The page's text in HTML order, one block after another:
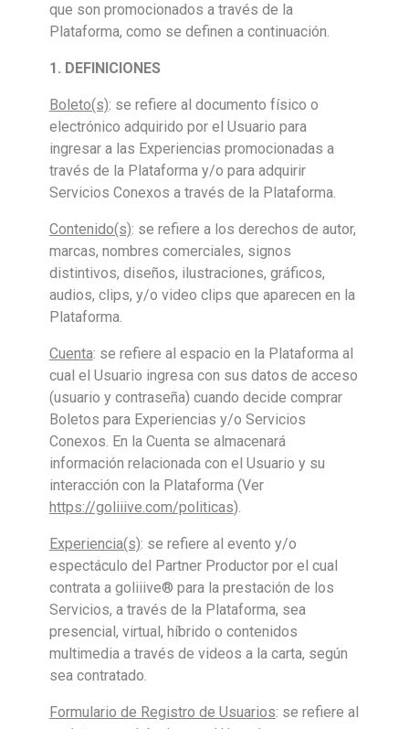
que son promocionados a través de la
Plataforma, como se definen a continuación.
1. DEFINICIONES
Boleto(s): se refiere al documento físico o
electrónico adquirido por el Usuario para
ingresar a las Experiencias promocionadas a
través de la Plataforma y/o para adquirir
Servicios Conexos a través de la Plataforma.
Contenido(s): se refiere a los derechos de autor,
marcas, nombres comerciales, signos
distintivos, diseños, ilustraciones, gráficos,
audios, clips, y/o video clips que aparecen en la
Plataforma.
Cuenta: se refiere al espacio en la Plataforma al
cual el Usuario ingresa con sus datos de acceso
(usuario y contraseña) cuando decide comprar
Boletos para Experiencias y/o Servicios
Conexos. En la Cuenta se almacenará
información relacionada con el Usuario y su
interacción con la Plataforma (Ver
https://goliiive.com/politicas).
Experiencia(s): se refiere al evento y/o
espectáculo del Partner Productor por el cual
contrata a goliiive® para la prestación de los
Servicios, a través de la Plataforma, sea
presencial, virtual, híbrido o contenidos
multimedia a través de videos a la carta, según
sea contratado.
Formulario de Registro de Usuarios: se refiere al